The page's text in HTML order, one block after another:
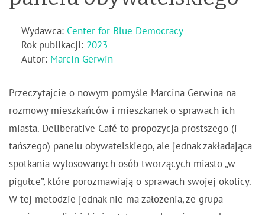
Wydawca: Center for Blue Democracy
Rok publikacji: 2023
Autor: Marcin Gerwin
Przeczytajcie o nowym pomyśle Marcina Gerwina na
rozmowy mieszkańców i mieszkanek o sprawach ich
miasta. Deliberative Café to propozycja prostszego (i
tańszego) panelu obywatelskiego, ale jednak zakładająca
spotkania wylosowanych osób tworzących miasto „w
pigułce”, które porozmawiają o sprawach swojej okolicy.
W tej metodzie jednak nie ma założenia, że grupa